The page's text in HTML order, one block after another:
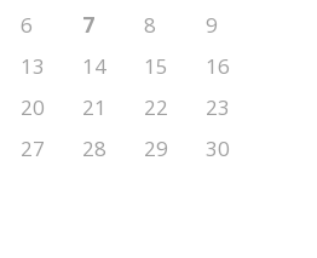
6 7 8
9
13 14 15
16
20 21 22
23
27 28 29
30